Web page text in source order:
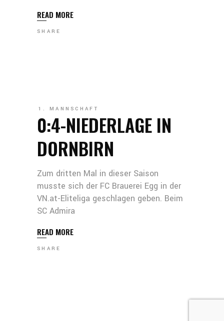
READ MORE
SHARE
1. MANNSCHAFT
0:4-NIEDERLAGE IN
DORNBIRN
Zum dritten Mal in dieser Saison
musste sich der FC Brauerei Egg in der
VN.at-Eliteliga geschlagen geben. Beim
SC Admira
READ MORE
SHARE